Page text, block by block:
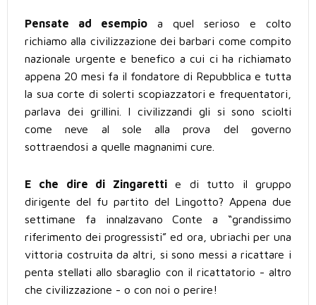
Pensate ad esempio a quel serioso e colto
richiamo alla civilizzazione dei barbari come compito
nazionale urgente e benefico a cui ci ha richiamato
appena 20 mesi fa il fondatore di Repubblica e tutta
la sua corte di solerti scopiazzatori e frequentatori,
parlava dei grillini. I civilizzandi gli si sono sciolti
come neve al sole alla prova del governo
sottraendosi a quelle magnanimi cure.
E che dire di Zingarettie di tutto il gruppo
dirigente del fu partito del Lingotto? Appena due
settimane fa innalzavano Conte a “grandissimo
riferimento dei progressisti” ed ora, ubriachi per una
vittoria costruita da altri, si sono messi a ricattare i
penta stellati allo sbaraglio con il ricattatorio - altro
che civilizzazione - o con noi o perire!